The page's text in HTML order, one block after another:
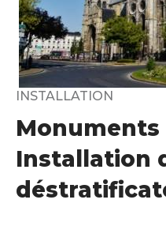
INSTALLATION
Monuments
Installation